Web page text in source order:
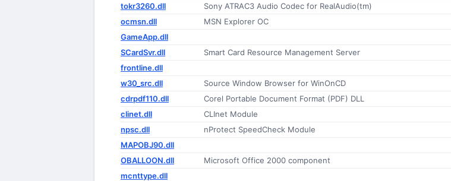
tokr3260.dll Sony ATRAC3 Audio Codec for RealAudio(tm)
ocmsn.dll MSN Explorer OC
GameApp.dll
SCardSvr.dll Smart Card Resource Management Server
frontline.dll
w30_src.dll Source Window Browser for WinOnCD
cdrpdf110.dll Corel Portable Document Format (PDF) DLL
clinet.dll CLInet Module
npsc.dll nProtect SpeedCheck Module
MAPOBJ90.dll
OBALLOON.dll Microsoft Office 2000 component
mcnttype.dll